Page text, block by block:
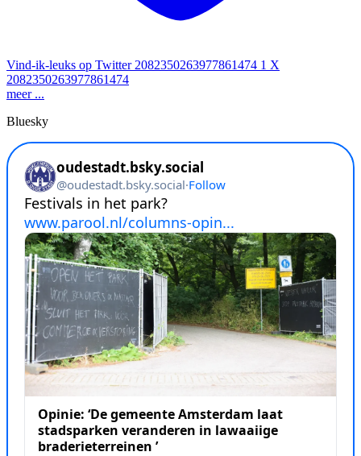
Vind-ik-leuks op Twitter 2082350263977861474 1 X
2082350263977861474
meer ...
Bluesky